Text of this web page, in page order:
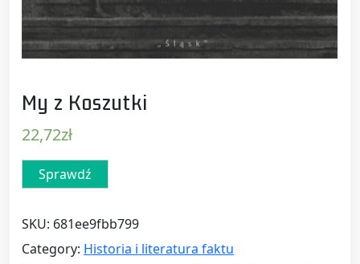
My z Koszutki
22,72zł
Sprawdź
SKU: 681ee9fbb799
Category: Historia i literatura faktu